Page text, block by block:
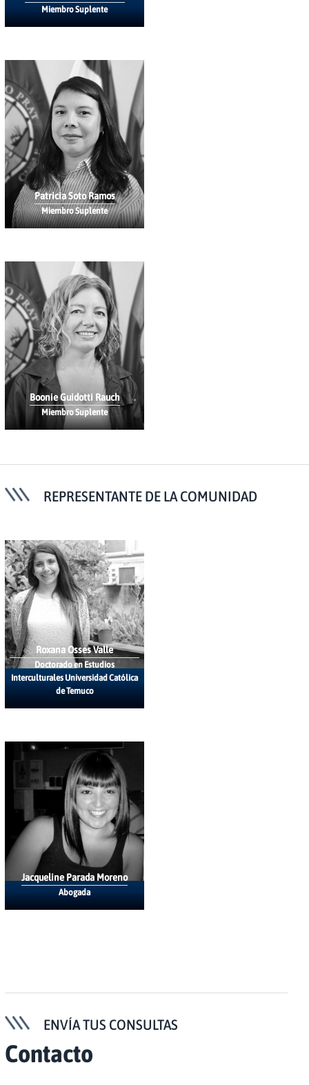
Miembro Suplente
Patricia Soto Ramos
Miembro Suplente
Boonie Guidotti Rauch
Miembro Suplente
REPRESENTANTE DE LA COMUNIDAD
Roxana Osses Valle
Doctorado en Estudios
Interculturales Universidad Católica
de Temuco
Jacqueline Parada Moreno
Abogada
ENVÍA TUS CONSULTAS
Contacto